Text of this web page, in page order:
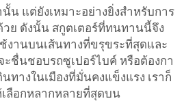
น แต่ยังเหมาะอย่างยิ่งสำหรับการ
วย ดังนั้น สกูตเตอร์ที่ทนทานนี้จึง
งานบนเส้นทางที่ขรุขระที่สุดและ
ชื่นชอบรถซูเปอร์ไบค์ หรือต้องกา
ทางในเมืองที่มั่นคงแข็งแรง เราก็
ลือกหลากหลายที่สุดบน